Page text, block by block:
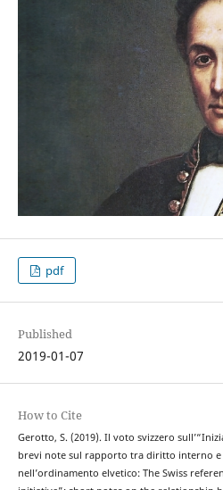
pdf
Published
2019-01-07
How to Cite
Gerotto, S. (2019). Il voto svizzero
brevi note sul rapporto tra diritto interno
nell’ordinamento elvetico: The Swiss